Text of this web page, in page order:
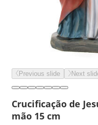
Previous slide Next
Crucificação de
mão 15 cm